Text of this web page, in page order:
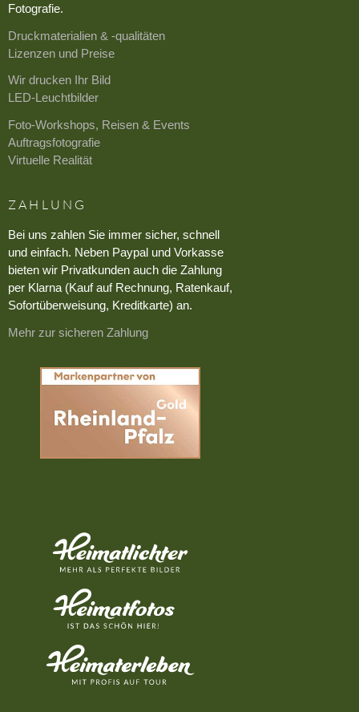
Fotografie.
Druckmaterialien & -qualitäten
Lizenzen und Preise
Wir drucken Ihr Bild
LED-Leuchtbilder
Foto-Workshops, Reisen & Events
Auftragsfotografie
Virtuelle Realität
ZAHLUNG
Bei uns zahlen Sie immer sicher, schnell
und einfach. Neben Paypal und Vorkasse
bieten wir Privatkunden auch die Zahlung
per Klarna (Kauf auf Rechnung, Ratenkauf,
Sofortüberweisung, Kreditkarte) an.
Mehr zur sicheren Zahlung